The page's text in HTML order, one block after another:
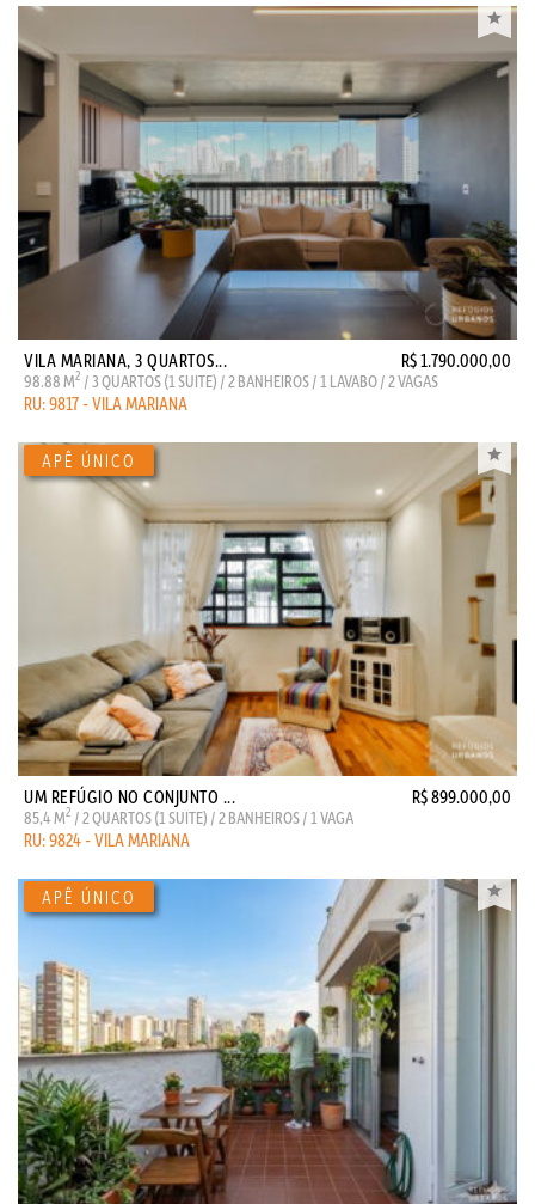
VILA MARIANA, 3 QUARTOS... R$ 1.790.000,00
98.88 M2 / 3 QUARTOS (1 SUITE) / 2 BANHEIROS / 1 LAVABO / 2 VAGAS
RU: 9817 - VILA MARIANA
UM REFÚGIO NO CONJUNTO ... R$ 899.000,00
85,4 M2 / 2 QUARTOS (1 SUITE) / 2 BANHEIROS / 1 VAGA
RU: 9824 - VILA MARIANA